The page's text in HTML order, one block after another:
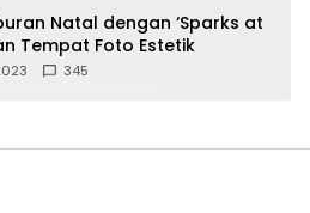
Natal dengan ‘Sparks at
Tempat Foto Estetik
345